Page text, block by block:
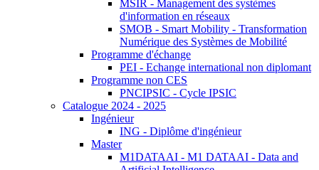
MSIR - Management des systèmes
d'information en réseaux
SMOB - Smart Mobility - Transformation
Numérique des Systèmes de Mobilité
Programme d'échange
PEI - Echange international non diplomant
Programme non CES
PNCIPSIC - Cycle IPSIC
Catalogue 2024 - 2025
Ingénieur
ING - Diplôme d'ingénieur
Master
M1DATAAI - M1 DATAAI - Data and